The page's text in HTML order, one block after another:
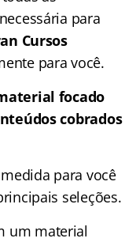
para
Cursos
para você.
focado
cobrados
para você
seleções.
um material